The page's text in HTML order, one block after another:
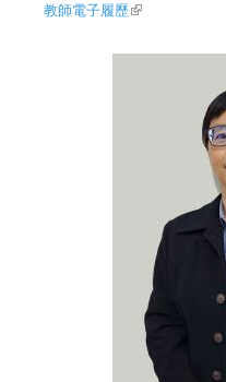
教師電子履歷(link is external)